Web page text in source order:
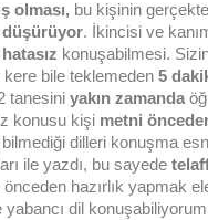
olması, bu kişinin
düşürüyor. İkincisi ve
hatasız konuşabilmesi.
kere bile teklemeden 5
tanesini yakın zamanda
konusu kişi metni
dilleri konuşma
ile yazdı, bu sayede
hazırlık yapmak
yabancı dil